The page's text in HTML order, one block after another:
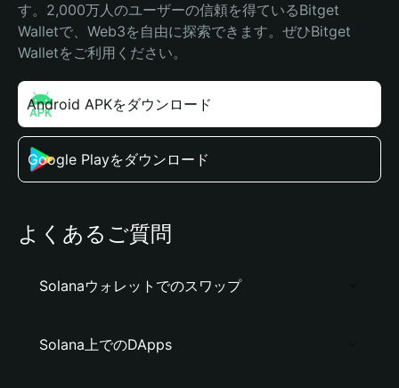
す。2,000万人のユーザーの信頼を得ているBitget
Walletで、Web3を自由に探索できます。ぜひBitget
Walletをご利用ください。
Android APKをダウンロード
Google Playをダウンロード
よくあるご質問
Solanaウォレットでのスワップ
Solana上でのDApps